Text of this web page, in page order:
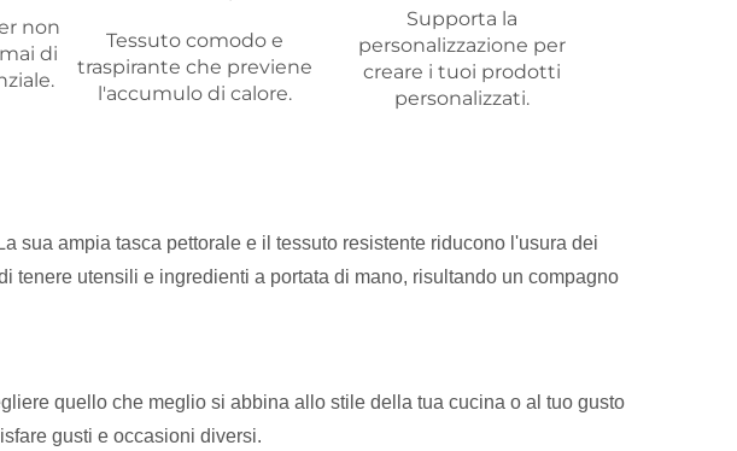
non
di
Tessuto comodo e
traspirante che previene
l'accumulo di calore.
Supporta la
personalizzazione per
creare i tuoi prodotti
personalizzati.
sua ampia tasca pettorale e il tessuto resistente riducono l'usura dei
tenere utensili e ingredienti a portata di mano, risultando un compagno
quello che meglio si abbina allo stile della tua cucina o al tuo gusto
gusti e occasioni diversi.